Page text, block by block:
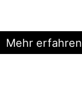
Mehr erfahren